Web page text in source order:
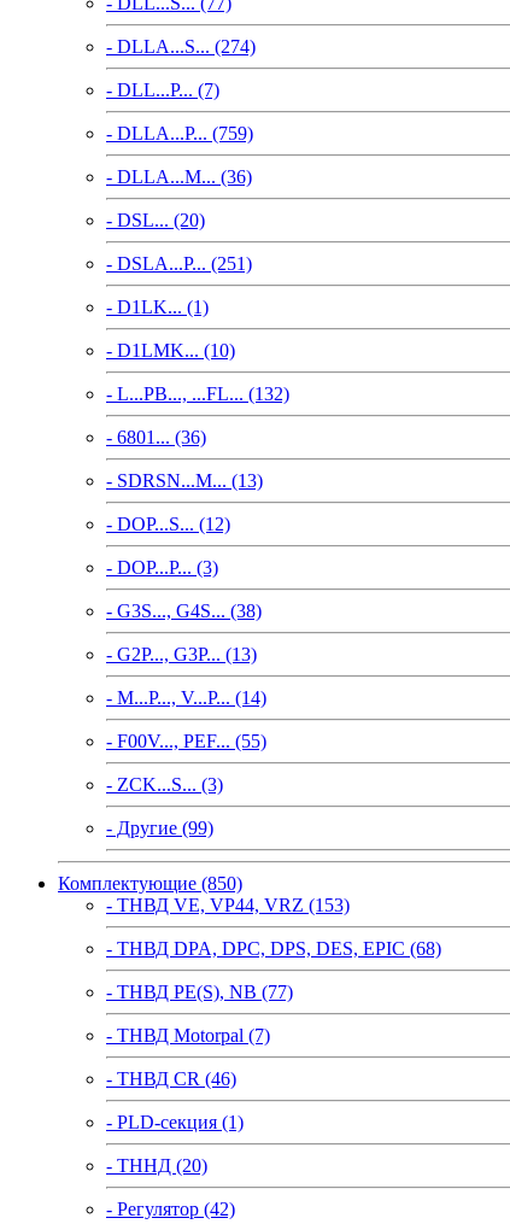
- DLLA...S... (274)
- DLL...P... (7)
- DLLA...P... (759)
- DLLA...M... (36)
- DSL... (20)
- DSLA...P... (251)
- D1LK... (1)
- D1LMK... (10)
- L...PB..., ...FL... (132)
- 6801... (36)
- SDRSN...M... (13)
- DOP...S... (12)
- DOP...P... (3)
- G3S..., G4S... (38)
- G2P..., G3P... (13)
- M...P..., V...P... (14)
- F00V..., PEF... (55)
- ZCK...S... (3)
- Другие (99)
Комплектующие (850)
- ТНВД VE, VP44, VRZ (153)
- ТНВД DPA, DPC, DPS, DES, EPIC (68)
- ТНВД PE(S), NB (77)
- ТНВД Motorpal (7)
- ТНВД CR (46)
- PLD-секция (1)
- ТННД (20)
- Регулятор (42)